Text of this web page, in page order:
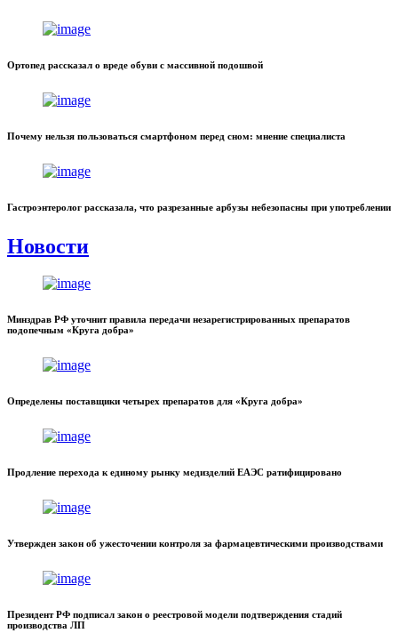
Ортопед рассказал о вреде обуви с массивной подошвой
Почему нельзя пользоваться смартфоном перед сном: мнение специалиста
Гастроэнтеролог рассказала, что разрезанные арбузы небезопасны при употреблении
Новости
Минздрав РФ уточнит правила передачи незарегистрированных препаратов
подопечным «Круга добра»
Определены поставщики четырех препаратов для «Круга добра»
Продление перехода к единому рынку медизделий ЕАЭС ратифицировано
Утвержден закон об ужесточении контроля за фармацевтическими производствами
Президент РФ подписал закон о реестровой модели подтверждения стадий
производства ЛП